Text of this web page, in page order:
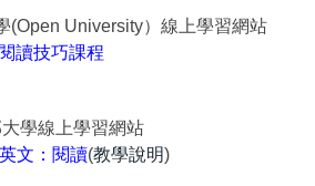
(Open University）線上學習網站
讀技巧課程
學線上學習網站
文：閱讀(教學說明)